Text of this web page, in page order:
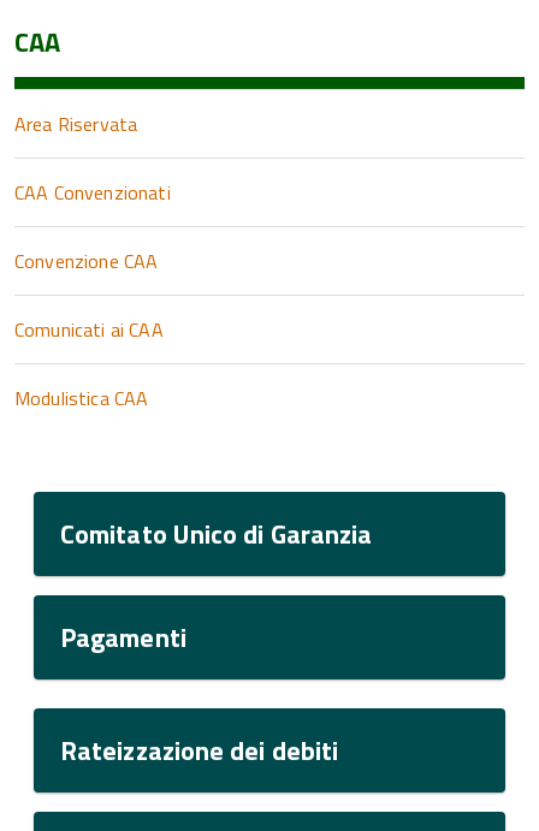
CAA
Area Riservata
CAA Convenzionati
Convenzione CAA
Comunicati ai CAA
Modulistica CAA
Comitato Unico di Garanzia
Pagamenti
Rateizzazione dei debiti